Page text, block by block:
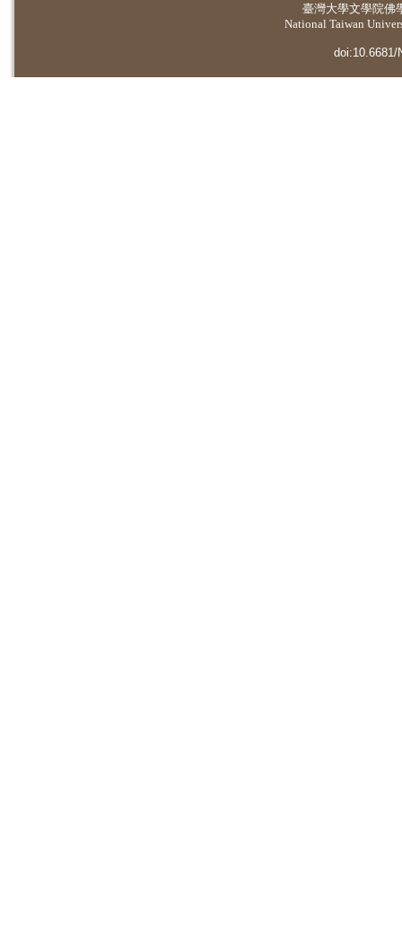
臺灣大學文學院佛
National Taiwan
doi:10.6681/